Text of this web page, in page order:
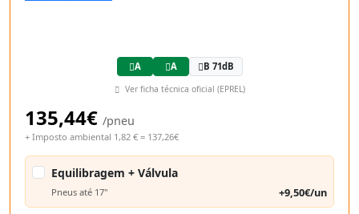
A A B 71dB
Ver ficha técnica oficial (EPREL)
135,44€ /pneu
+ Imposto ambiental 1,82 € = 137,26€
Equilibragem + Válvula
Pneus até 17" +9,50€/un